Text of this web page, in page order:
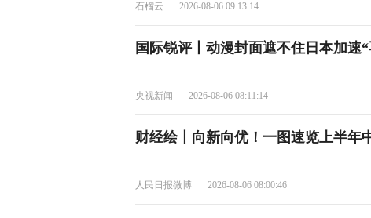
石榴云 2026-08-06 09:13:14
国际锐评丨动漫封面遮不住日本加速
央视新闻 2026-08-06 08:11:14
财经绘丨向新向优！一图速览上半年
人民日报微博 2026-08-06 08:00:46